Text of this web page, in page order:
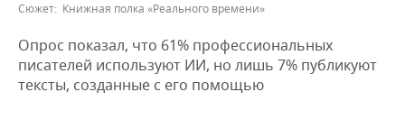
ВУЗЫ ТАТАРСТАНА
БАНКИ
ПРОМЫШЛЕННОСТИ
АГРОПРОМ
НОВОСТИ НЕДВИЖИМОСТИ
АВТО
Сюжет: Книжная полка «Реального времени»
Опрос показал, что 61% профессиональных
писателей используют ИИ, но лишь 7% публикуют
тексты, созданные с его помощью